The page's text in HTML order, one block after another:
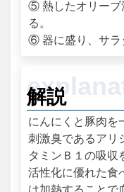
⑤ 熱したオリーブ
る。
⑥ 器に盛り、サラ
解説
にんにくと豚肉を
刺激臭であるアリ
タミンＢ１の吸収
活性化に優れた食